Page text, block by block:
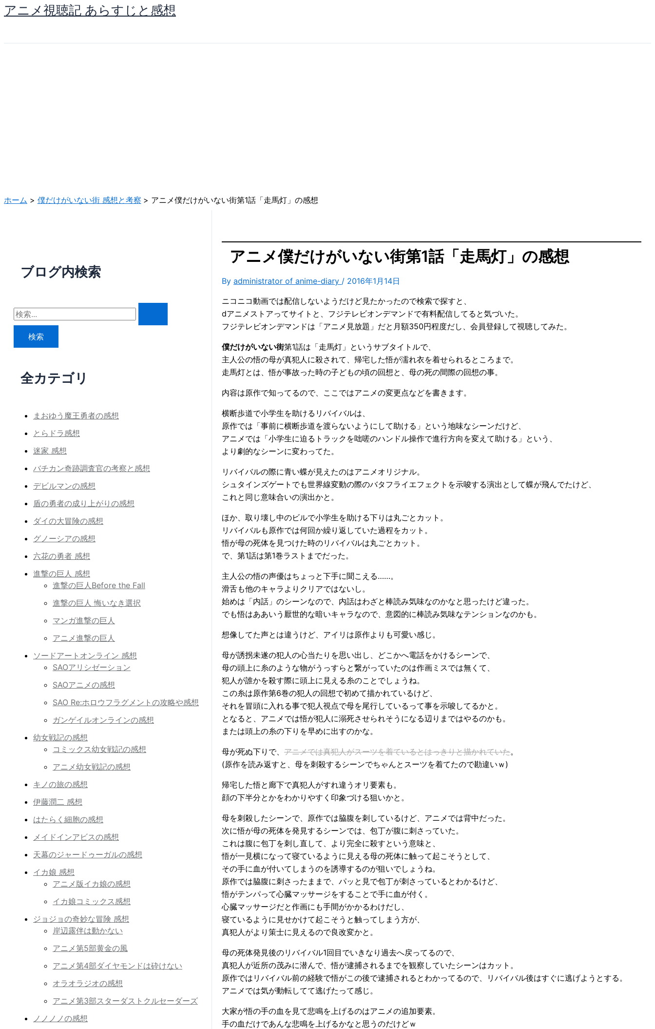
内
アニメ視聴記 あらすじと感想
ホーム 僕だけがいない街 感想と考察 アニメ僕だけがいない街第1話「走馬灯」の感想
ブログ内検索
検
索
全カテゴリ
まおゆう魔王勇者の感想
とらドラ感想
迷家 感想
バチカン奇跡調査官の考察と感想
デビルマンの感想
盾の勇者の成り上がりの感想
ダイの大冒険の感想
グノーシアの感想
六花の勇者 感想
進撃の巨人 感想
進撃の巨人Before the Fall
進撃の巨人 悔いなき選択
マンガ進撃の巨人
アニメ進撃の巨人
ソードアートオンライン 感想
SAOアリシゼーション
SAOアニメの感想
SAO Re:ホロウフラグメントの攻略や感想
ガンゲイルオンラインの感想
幼女戦記の感想
コミックス幼女戦記の感想
アニメ幼女戦記の感想
キノの旅の感想
伊藤潤二 感想
はたらく細胞の感想
メイドインアビスの感想
天幕のジャードゥーガルの感想
イカ娘 感想
アニメ版イカ娘の感想
イカ娘コミックス感想
ジョジョの奇妙な冒険 感想
岸辺露伴は動かない
アニメ第5部黄金の風
アニメ第4部ダイヤモンドは砕けない
オラオラジオの感想
アニメ第3部スターダストクルセーダーズ
ノノノノの感想
アニメ僕だけがいない街第1話「走馬灯」の感想
Byadministrator of anime-diary / 2016年1月14日
ニコニコ動画では配信しないようだけど見たかったので検索で探すと、
dアニメストアってサイトと、フジテレビオンデマンドで有料配信してると気づいた。
フジテレビオンデマンドは「アニメ見放題」だと月額350円程度だし、会員登録して視聴してみた。
僕だけがいない街第1話は「走馬灯」というサブタイトルで、
主人公の悟の母が真犯人に殺されて、帰宅した悟が濡れ衣を着せられるところまで。
走馬灯とは、悟が事故った時の子どもの頃の回想と、母の死の間際の回想の事。
内容は原作で知ってるので、ここではアニメの変更点などを書きます。
横断歩道で小学生を助けるリバイバルは、
原作では「事前に横断歩道を渡らないようにして助ける」という地味なシーンだけど、
アニメでは「小学生に迫るトラックを咄嗟のハンドル操作で進行方向を変えて助ける」という、
より劇的なシーンに変わってた。
リバイバルの際に青い蝶が見えたのはアニメオリジナル。
シュタインズゲートでも世界線変動の際のバタフライエフェクトを示唆する演出として蝶が飛んでたけど、
これと同じ意味合いの演出かと。
ほか、取り壊し中のビルで小学生を助ける下りは丸ごとカット。
リバイバルも原作では何回か繰り返していた過程をカット。
悟が母の死体を見つけた時のリバイバルは丸ごとカット。
で、第1話は第1巻ラストまでだった。
主人公の悟の声優はちょっと下手に聞こえる……。
滑舌も他のキャラよりクリアではないし。
始めは「内話」のシーンなので、内話はわざと棒読み気味なのかなと思ったけど違った。
でも悟はああいう厭世的な暗いキャラなので、意図的に棒読み気味なテンションなのかも。
想像してた声とは違うけど、アイリは原作よりも可愛い感じ。
母が誘拐未遂の犯人の心当たりを思い出し、どこかへ電話をかけるシーンで、
母の頭上に糸のような物がうっすらと繋がっていたのは作画ミスでは無くて、
犯人が誰かを殺す際に頭上に見える糸のことでしょうね。
この糸は原作第6巻の犯人の回想で初めて描かれているけど、
それを冒頭に入れる事で犯人視点で母を尾行しているって事を示唆してるかと。
となると、アニメでは悟が犯人に溺死させられそうになる辺りまではやるのかも。
または頭上の糸の下りを早めに出すのかな。
母が死ぬ下りで、アニメでは真犯人がスーツを着ているとはっきりと描かれていた。
(原作を読み返すと、母を刺殺するシーンでちゃんとスーツを着てたので勘違いｗ)
帰宅した悟と廊下で真犯人がすれ違うオリ要素も。
顔の下半分とかをわかりやすく印象づける狙いかと。
母を刺殺したシーンで、原作では脇腹を刺しているけど、アニメでは背中だった。
次に悟が母の死体を発見するシーンでは、包丁が腹に刺さっていた。
これは腹に包丁を刺し直して、より完全に殺すという意味と、
悟が一見横になって寝ているように見える母の死体に触って起こそうとして、
その手に血が付いてしまうのを誘導するのが狙いでしょうね。
原作では脇腹に刺さったままで、パッと見で包丁が刺さっているとわかるけど、
悟がテンパって心臓マッサージをすることで手に血が付く。
心臓マッサージだと作画にも手間がかかるわけだし、
寝ているように見せかけて起こそうと触ってしまう方が、
真犯人がより策士に見えるので良改変かと。
母の死体発見後のリバイバル1回目でいきなり過去へ戻ってるので、
真犯人が近所の茂みに潜んで、悟が逮捕されるまでを観察していたシーンはカット。
原作ではリバイバル前の経験で悟がこの後で逮捕されるとわかってるので、リバイバル後はすぐに逃げようとする。
アニメでは気が動転してて逃げたって感じ。
大家が悟の手の血を見て悲鳴を上げるのはアニメの追加要素。
手の血だけであんな悲鳴を上げるかなと思うのだけどｗ